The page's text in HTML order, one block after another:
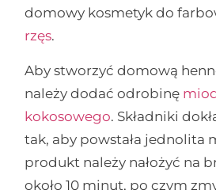
domowy kosmetyk do
rzęs.
Aby stworzyć domową
należy dodać odrobinę
kokosowego. Składniki
tak, aby powstała jednolita
produkt należy nałożyć na
około 10 minut, po czym